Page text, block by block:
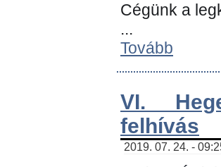
Cégünk a
...
Tovább
VI.
felhívás
2019. 07. 24. -